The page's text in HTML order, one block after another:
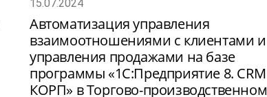
15.07.2024
Автоматизация управления
взаимоотношениями с клиентами и
управления продажами на базе
программы «1С:Предприятие 8. CRM
КОРП» в Торгово-производственном